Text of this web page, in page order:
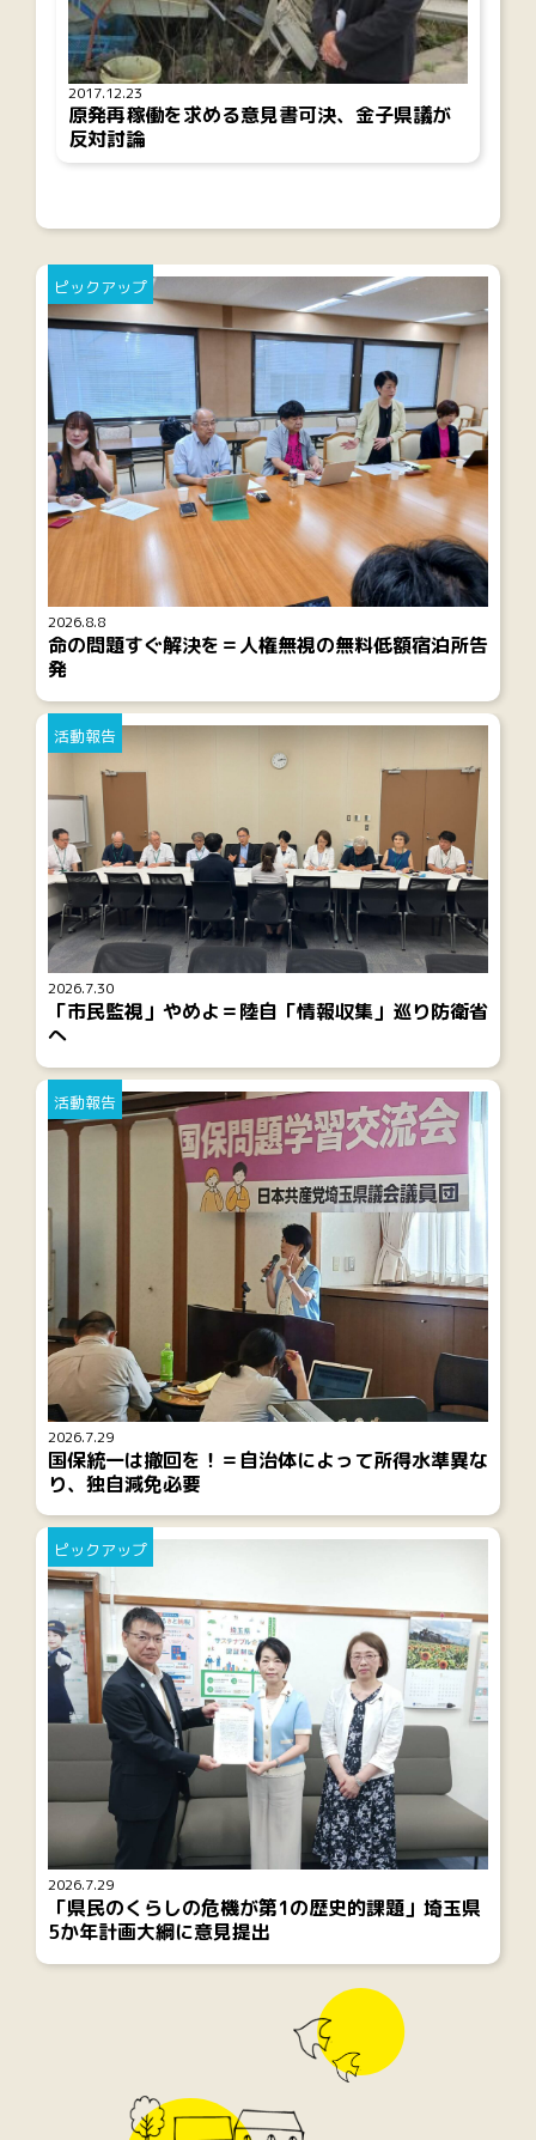
2017.12.23
原発再稼働を求める意見書可決、金子県議が
反対討論
2026.8.8
ピックアップ
命の問題すぐ解決を＝人権無視の無料低額宿泊所告
発
2026.7.30
活動報告
「市民監視」やめよ＝陸自「情報収集」巡り防衛省
へ
2026.7.29
活動報告
国保統一は撤回を！＝自治体によって所得水準異な
り、独自減免必要
2026.7.29
ピックアップ
「県民のくらしの危機が第1の歴史的課題」埼玉県
5か年計画大綱に意見提出